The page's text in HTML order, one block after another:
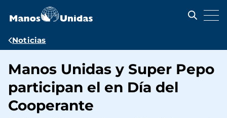
contenido
Ruta
navegación
Noticias
Manos Unidas y Super Pepo
participan el en Día del
Cooperante